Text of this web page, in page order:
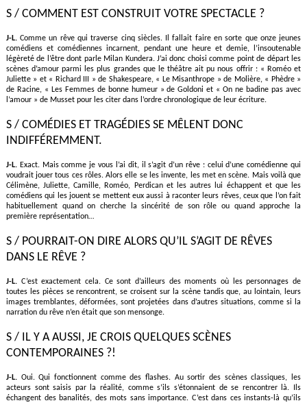
S / COMMENT EST CONSTRUIT VOTRE SPECTACLE ?
J-L.Comme un rêve qui traverse cinq siècles. Il fallait faire en sorte que onze jeunes
comédiens et comédiennes incarnent, pendant une heure et demie, l’insoutenable
légèreté de l’être dont parle Milan Kundera. J’ai donc choisi comme point de départ les
scènes d’amour parmi les plus grandes que le théâtre ait pu nous offrir : « Roméo et
Juliette » et « Richard III » de Shakespeare, « Le Misanthrope » de Molière, « Phèdre »
de Racine, « Les Femmes de bonne humeur » de Goldoni et « On ne badine pas avec
l’amour » de Musset pour les citer dans l’ordre chronologique de leur écriture.
S / COMÉDIES ET TRAGÉDIES SE MÊLENT DONC
INDIFFÉREMMENT.
J-L.Exact. Mais comme je vous l’ai dit, il s’agit d’un rêve : celui d’une comédienne qui
voudrait jouer tous ces rôles. Alors elle se les invente, les met en scène. Mais voilà que
Célimène, Juliette, Camille, Roméo, Perdican et les autres lui échappent et que les
comédiens qui les jouent se mettent eux aussi à raconter leurs rêves, ceux que l’on fait
habituellement quand on cherche la sincérité de son rôle ou quand approche la
première représentation…
S / POURRAIT-ON DIRE ALORS QU’IL S’AGIT DE RÊVES
DANS LE RÊVE ?
J-L.C’est exactement cela. Ce sont d’ailleurs des moments où les personnages de
toutes les pièces se rencontrent, se croisent sur la scène tandis que, au lointain, leurs
images tremblantes, déformées, sont projetées dans d’autres situations, comme si la
narration du rêve n’en était que son mensonge.
S / IL Y A AUSSI, JE CROIS QUELQUES SCÈNES
CONTEMPORAINES ?!
J-L.Oui. Qui fonctionnent comme des flashes. Au sortir des scènes classiques, les
acteurs sont saisis par la réalité, comme s’ils s’étonnaient de se rencontrer là. Ils
échangent des banalités, des mots sans importance. C’est dans ces instants-là qu’ils